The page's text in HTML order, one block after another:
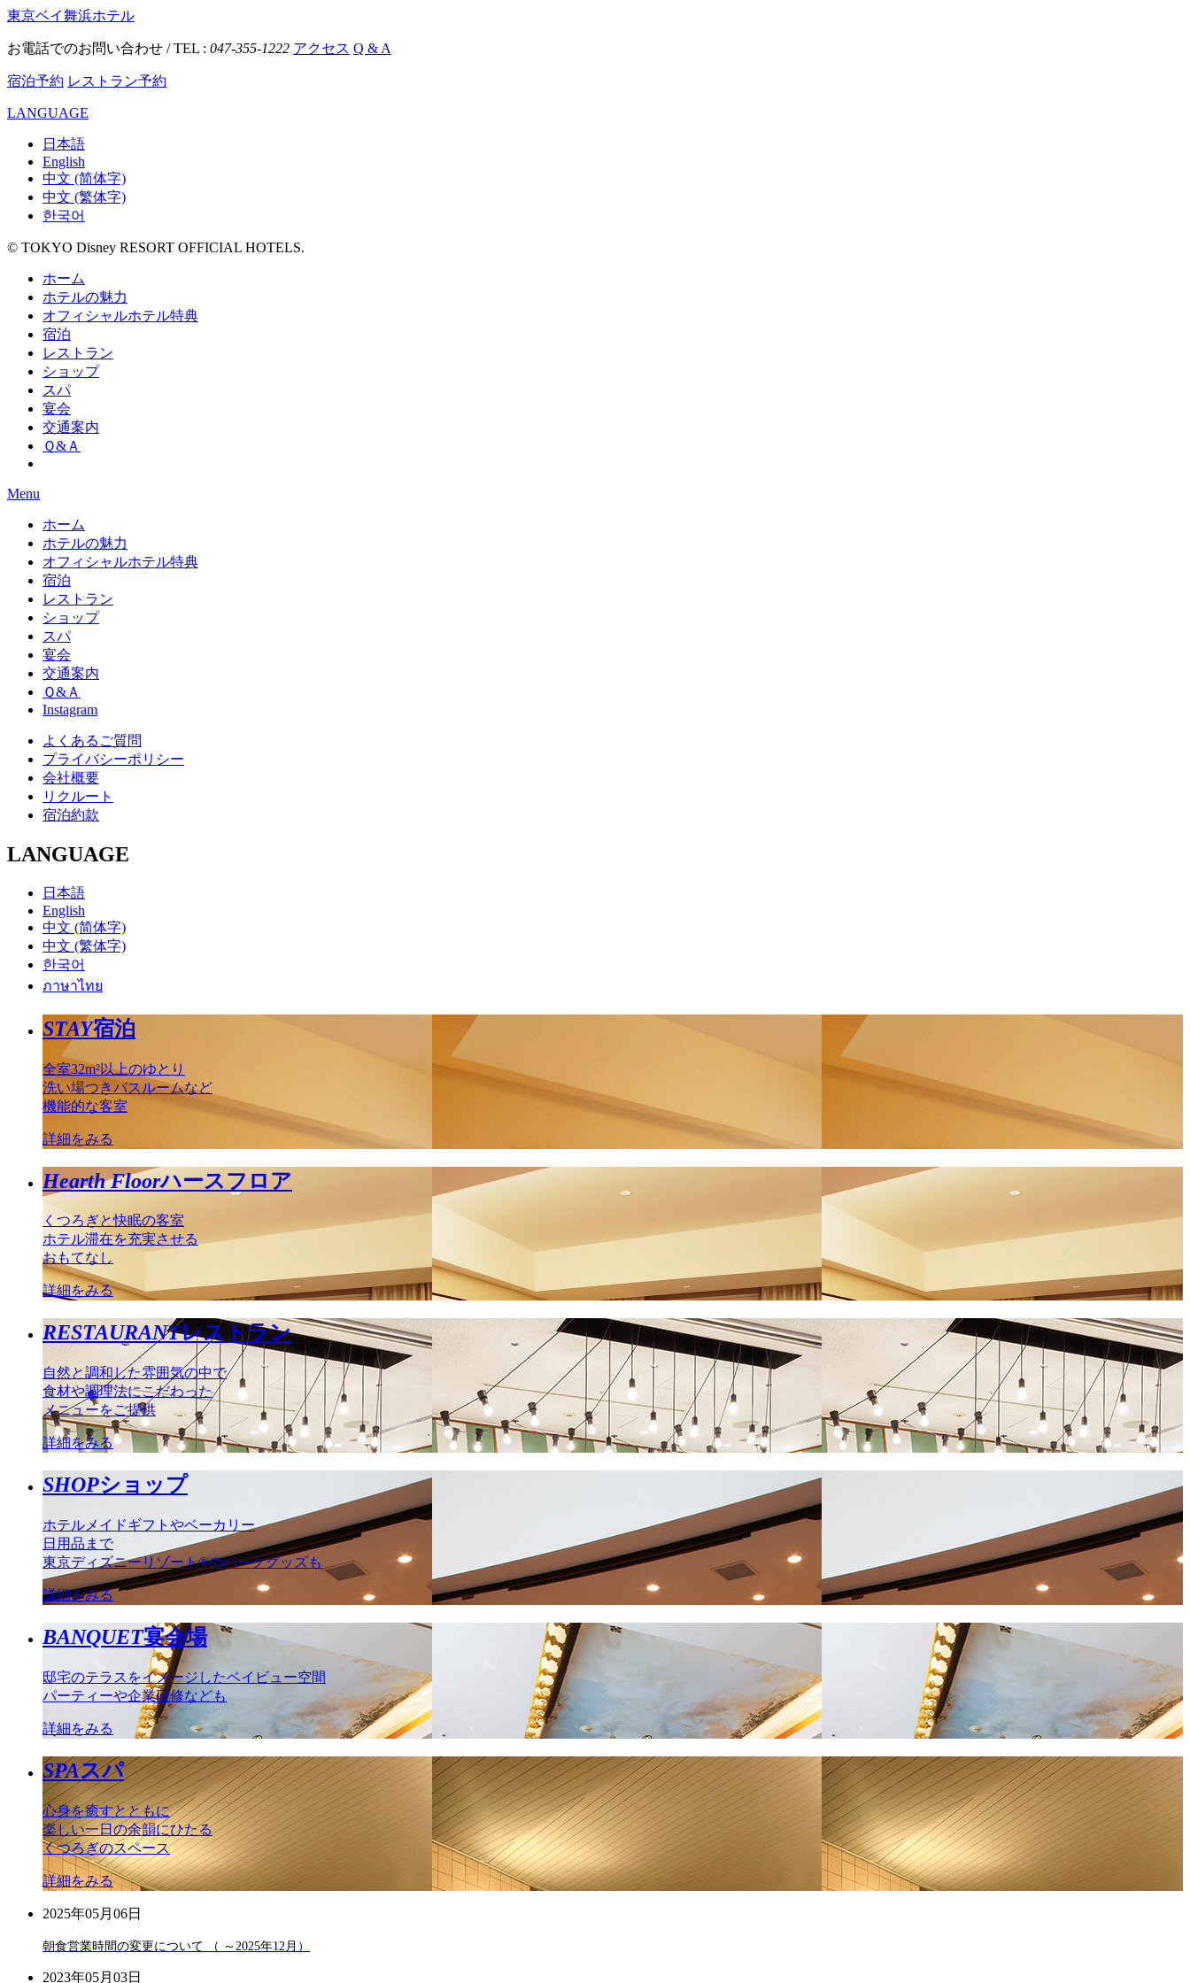
東京ベイ舞浜ホテル
お電話でのお問い合わせ / TEL : 047-355-1222 アクセス Q & A
宿泊予約 レストラン予約
LANGUAGE
日本語
English
中文 (简体字)
中文 (繁体字)
한국어
© TOKYO Disney RESORT OFFICIAL HOTELS.
ホーム
ホテルの魅力
オフィシャルホテル特典
宿泊
レストラン
ショップ
スパ
宴会
交通案内
Ｑ&Ａ
Menu
ホーム
ホテルの魅力
オフィシャルホテル特典
宿泊
レストラン
ショップ
スパ
宴会
交通案内
Ｑ&Ａ
Instagram
よくあるご質問
プライバシーポリシー
会社概要
リクルート
宿泊約款
LANGUAGE
日本語
English
中文 (简体字)
中文 (繁体字)
한국어
ภาษาไทย
STAY宿泊
全室32m²以上のゆとり
洗い場つきバスルームなど
機能的な客室
詳細をみる
Hearth Floorハースフロア
くつろぎと快眠の客室
ホテル滞在を充実させる
おもてなし
詳細をみる
RESTAURANTレストラン
自然と調和した雰囲気の中で
食材や調理法にこだわった
メニューをご提供
詳細をみる
SHOPショップ
ホテルメイドギフトやベーカリー
日用品まで
東京ディズニーリゾート®のパークグッズも
詳細をみる
BANQUET宴会場
邸宅のテラスをイメージしたベイビュー空間
パーティーや企業研修なども
詳細をみる
SPAスパ
心身を癒すとともに
楽しい一日の余韻にひたる
くつろぎのスペース
詳細をみる
2025年05月06日
朝食営業時間の変更について （ ～2025年12月）
2023年05月03日